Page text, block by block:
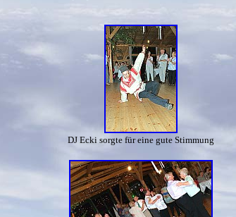
DJ Ecki sorgte für eine gute Stimmung